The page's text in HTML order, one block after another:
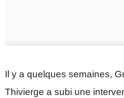
Il y a quelques semaines,
Thivierge a subi une